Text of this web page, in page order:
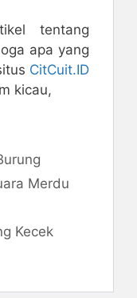
tentang
apa yang
CitCuit.ID
kicau,
Merdu
Kecek